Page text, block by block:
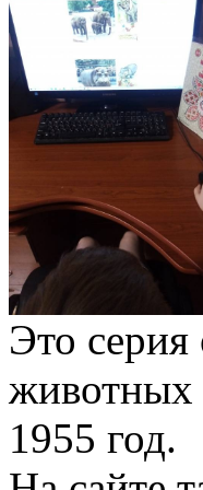
Это
животных
1955 год.